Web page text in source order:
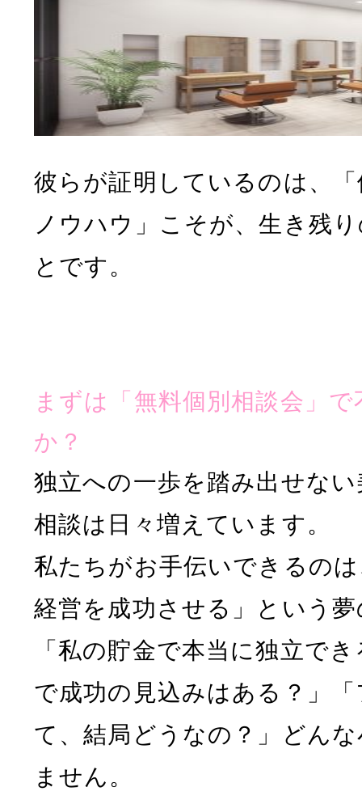
彼らが証明しているのは、
ノウハウ」こそが、生き残
とです。
まずは「無料個別相談会」
か？
独立への一歩を踏み出せな
相談は日々増えています。
私たちがお手伝いできるの
経営を成功させる」という
「私の貯金で本当に独立で
で成功の見込みはある？」
て、結局どうなの？」どん
ません。